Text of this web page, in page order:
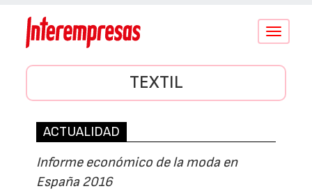
Conmutar
TEXTIL
ACTUALIDAD
Informe económico de la moda en
España 2016